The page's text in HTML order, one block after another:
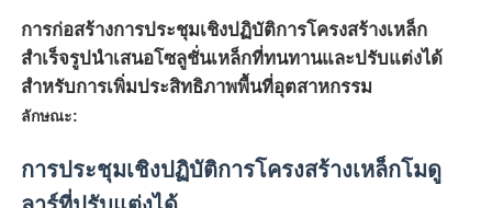
การก่อสร้างการประชุมเชิงปฏิบัติการโครงสร้างเหล็ก
สำเร็จรูปนำเสนอโซลูชั่นเหล็กที่ทนทานและปรับแต่งได้
สำหรับการเพิ่มประสิทธิภาพพื้นที่อุตสาหกรรม
ลักษณะ:
การประชุมเชิงปฏิบัติการโครงสร้างเหล็กโมดู